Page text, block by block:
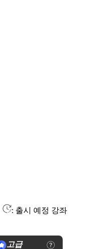
: 출시 예정 강좌
고급